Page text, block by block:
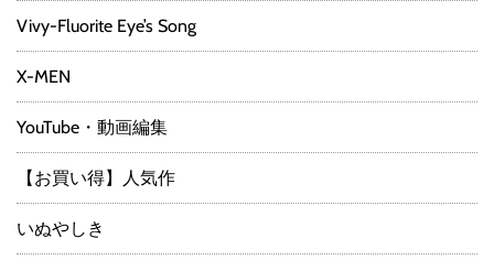
Vivy-Fluorite Eye’s Song
X-MEN
YouTube・動画編集
【お買い得】人気作
いぬやしき